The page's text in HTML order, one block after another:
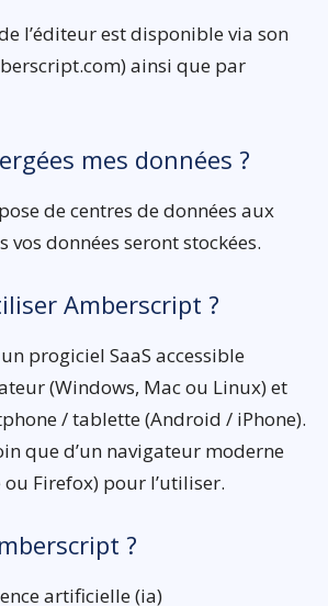
l’éditeur est disponible via son
ainsi que par
mes données ?
de centres de données aux
vos données seront stockées.
Amberscript ?
progiciel SaaS accessible
(Windows, Mac ou Linux) et
/ tablette (Android / iPhone).
que d’un navigateur moderne
Firefox) pour l’utiliser.
?
artificielle (ia)